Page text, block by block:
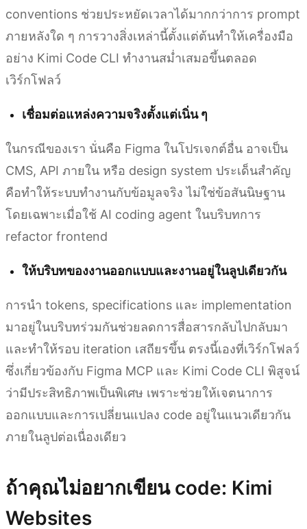
conventions ช่วยประหยัดเวลาได้มากกว่าการ prompt
ภายหลังใด ๆ การวางสิ่งเหล่านี้ตั้งแต่ต้นทำให้เครื่องมือ
อย่าง Kimi Code CLI ทำงานสม่ำเสมอขึ้นตลอด
เวิร์กโฟลว์
เชื่อมต่อแหล่งความจริงตั้งแต่เนิ่น ๆ
ในกรณีของเรา นั่นคือ Figma ในโปรเจกต์อื่น อาจเป็น
CMS, API ภายใน หรือ design system ประเด็นสำคัญ
คือทำให้ระบบทำงานกับข้อมูลจริง ไม่ใช่ข้อสันนิษฐาน
โดยเฉพาะเมื่อใช้ AI coding agent ในบริบทการ
refactor frontend
ให้บริบทของงานออกแบบและงานอยู่ในลูปเดียวกัน
การนำ tokens, specifications และ implementation
มาอยู่ในบริบทร่วมกันช่วยลดการสื่อสารกลับไปกลับมา
และทำให้รอบ iteration เสถียรขึ้น ตรงนี้เองที่เวิร์กโฟลว์
ซึ่งเกี่ยวข้องกับ Figma MCP และ Kimi Code CLI พิสูจน์
ว่ามีประสิทธิภาพเป็นพิเศษ เพราะช่วยให้เจตนาการ
ออกแบบและการเปลี่ยนแปลง code อยู่ในแนวเดียวกัน
ภายในลูปต่อเนื่องเดียว
ถ้าคุณไม่อยากเขียน code: Kimi
Websites